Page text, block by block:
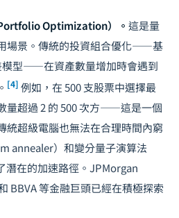
Optimization）。 這是量
場景。傳統的投資組合優化——基
型——在資產數量增加時會遇到
[4] 例如，在 500 支股票中選擇最
量超過 2 的 500 次方——這是一個
統超級電腦也無法在合理時間內窮
annealer）和變分量子演算法
潛在的加速路徑。JPMorgan
BBVA 等金融巨頭已經在積極探索